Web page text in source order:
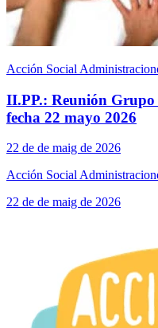
Acción Social
II.PP.: Reunión Grupo
fecha 22 mayo 2026
22 de de maig de 2026
Acción Social
22 de de maig de 2026